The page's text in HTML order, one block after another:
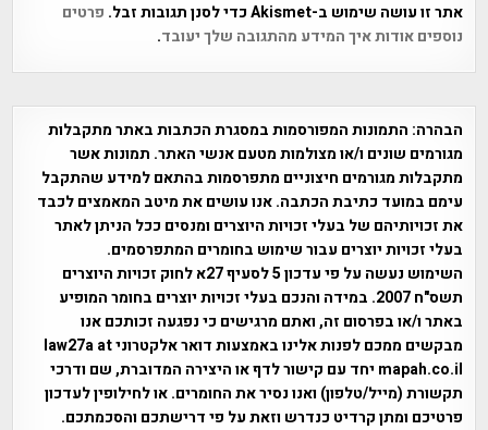
אתר זו עושה שימוש ב-Akismet כדי לסנן תגובות זבל.
פרטים
נוספים אודות איך המידע מהתגובה שלך יעובד.
הבהרה: התמונות המפורסמות במסגרת הכתבות באתר מתקבלות
מגורמים שונים ו/או מצולמות מטעם אנשי האתר. תמונות אשר
מתקבלות מגורמים חיצוניים מתפרסמות בהתאם למידע שהתקבל
עימם במועד כתיבת הכתבה. אנו עושים את מיטב המאמצים לכבד
את זכויותיהם של בעלי זכויות היוצרים ומנסים ככל הניתן לאתר
בעלי זכויות יוצרים עבור שימוש בחומרים המתפרסמים.
השימוש נעשה על פי עדכון 5 לסעיף 27א לחוק זכויות היוצרים
תשס"ח 2007. במידה והנכם בעלי זכויות יוצרים בחומר המופיע
באתר ו/או בפרסום זה, ואתם מרגישים כי נפגעה זכותכם אנו
מבקשים ממכם לפנות אלינו באמצעות דואר אלקטרוני law27a at
mapah.co.il יחד עם קישור לדף או היצירה המדוברת, שם ודרכי
תקשורת (מייל/טלפון) ואנו נסיר את החומרים. או לחילופין לעדכון
פרטיכם ומתן קרדיט כנדרש וזאת על פי דרישתכם והסכמתכם.